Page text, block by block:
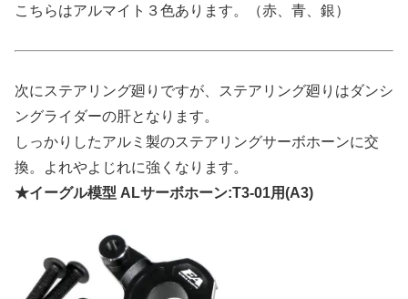
こちらはアルマイト３色あります。（赤、青、銀）
次にステアリング廻りですが、ステアリング廻りはダンシ
ングライダーの肝となります。
しっかりしたアルミ製のステアリングサーボホーンに交
換。よれやよじれに強くなります。
★イーグル模型 ALサーボホーン:T3-01用(A3)